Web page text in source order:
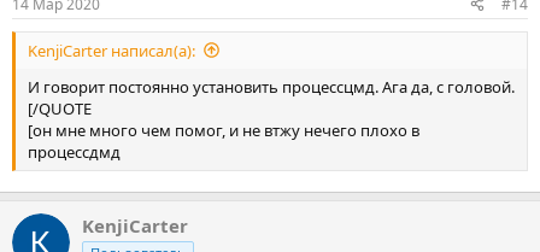
KenjiCarter написал(а):
И говорит постоянно установить процессцмд. Ага да, с головой.
[/QUOTE
[он мне много чем помог, и не втжу нечего плохо в
процессдмд
KenjiCarter